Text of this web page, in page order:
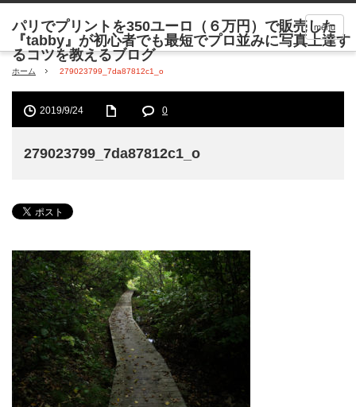
menu
ホーム 279023799_7da87812c1_o
2019/9/24 0
279023799_7da87812c1_o